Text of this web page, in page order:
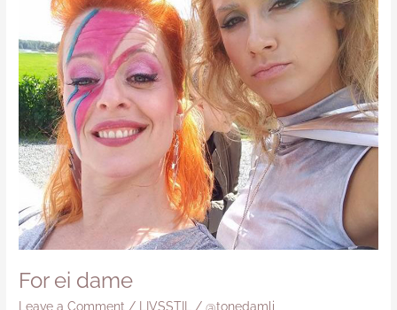
For ei dame
Leave a Comment / LIVSSTIL /@tonedamli
dame